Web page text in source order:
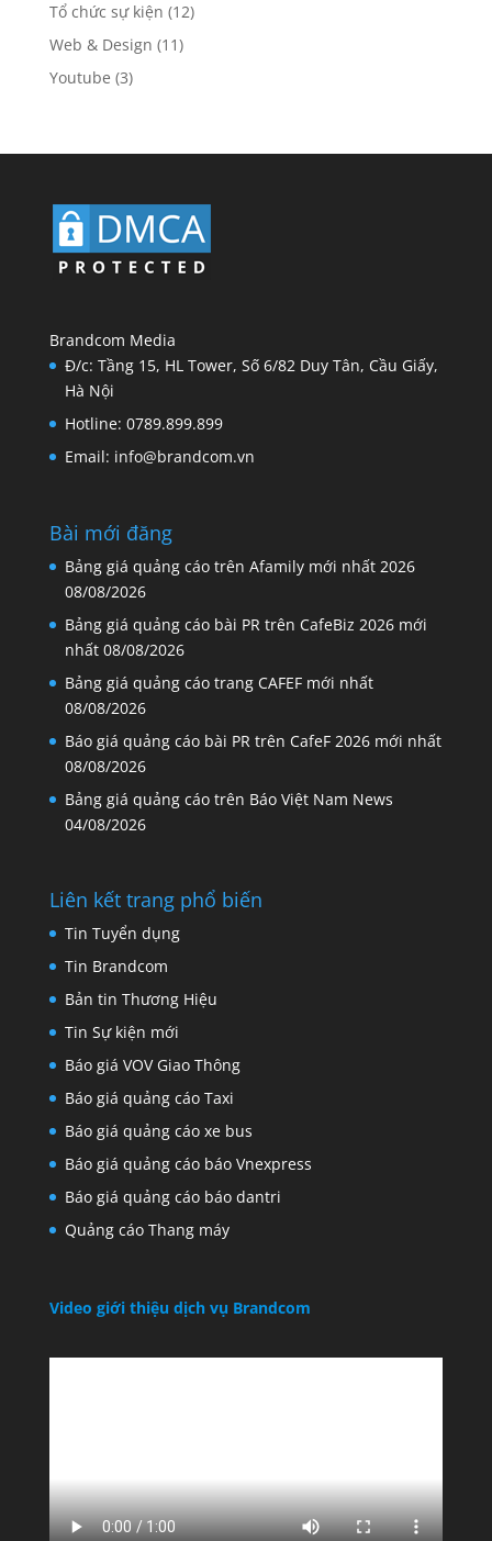
Tổ chức sự kiện (12)
Web & Design (11)
Youtube (3)
Brandcom Media
Đ/c: Tầng 15, HL Tower, Số 6/82 Duy Tân, Cầu Giấy,
Hà Nội
Hotline: 0789.899.899
Email: info@brandcom.vn
Bài mới đăng
Bảng giá quảng cáo trên Afamily mới nhất 2026
08/08/2026
Bảng giá quảng cáo bài PR trên CafeBiz 2026 mới
nhất 08/08/2026
Bảng giá quảng cáo trang CAFEF mới nhất
08/08/2026
Báo giá quảng cáo bài PR trên CafeF 2026 mới nhất
08/08/2026
Bảng giá quảng cáo trên Báo Việt Nam News
04/08/2026
Liên kết trang phổ biến
Tin Tuyển dụng
Tin Brandcom
Bản tin Thương Hiệu
Tin Sự kiện mới
Báo giá VOV Giao Thông
Báo giá quảng cáo Taxi
Báo giá quảng cáo xe bus
Báo giá quảng cáo báo Vnexpress
Báo giá quảng cáo báo dantri
Quảng cáo Thang máy
Video giới thiệu dịch vụ Brandcom